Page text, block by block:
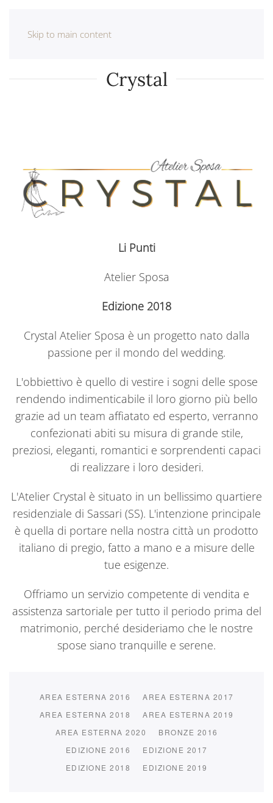
Skip to main content
Crystal
Li Punti
Atelier Sposa
Edizione 2018
Crystal Atelier Sposa è un progetto nato dalla
passione per il mondo del wedding.
L'obbiettivo è quello di vestire i sogni delle spose
rendendo indimenticabile il loro giorno più bello
grazie ad un team affiatato ed esperto, verranno
confezionati abiti su misura di grande stile,
preziosi, eleganti, romantici e sorprendenti capaci
di realizzare i loro desideri.
L'Atelier Crystal è situato in un bellissimo quartiere
residenziale di Sassari (SS). L'intenzione principale
è quella di portare nella nostra città un prodotto
italiano di pregio, fatto a mano e a misure delle
tue esigenze.
Offriamo un servizio competente di vendita e
assistenza sartoriale per tutto il periodo prima del
matrimonio, perché desideriamo che le nostre
spose siano tranquille e serene.
AREA ESTERNA 2016
AREA ESTERNA 2017
AREA ESTERNA 2018
AREA ESTERNA 2019
AREA ESTERNA 2020
BRONZE 2016
EDIZIONE 2016
EDIZIONE 2017
EDIZIONE 2018
EDIZIONE 2019